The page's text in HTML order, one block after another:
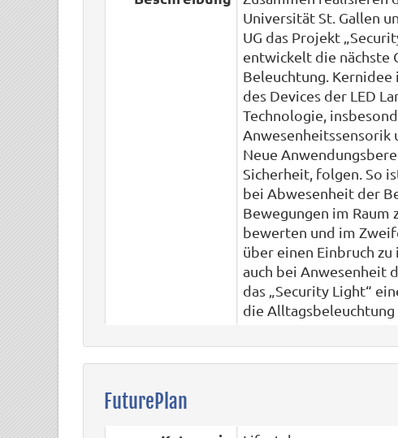
Universität St. Gallen
UG das Projekt
entwickelt die nächste
Beleuchtung.
des Devices der LED
Technologie,
Anwesenheitssensorik
Neue
Sicherheit, folgen. So
bei Abwesenheit der
Bewegungen im Raum
bewerten und im
über einen Einbruch
auch bei Anwesenheit
das „Security Light“
die
FuturePlan